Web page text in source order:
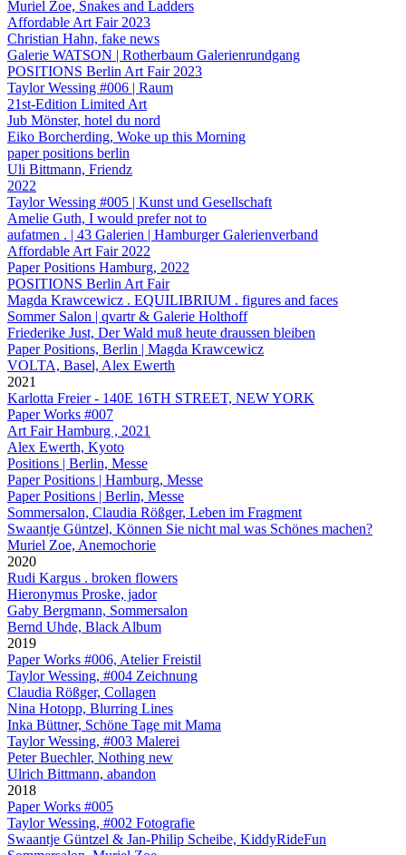
Muriel Zoe, Snakes and Ladders
Affordable Art Fair 2023
Christian Hahn, fake news
Galerie WATSON | Rotherbaum Galerienrundgang
POSITIONS Berlin Art Fair 2023
Taylor Wessing #006 | Raum
21st-Edition Limited Art
Jub Mönster, hotel du nord
Eiko Borcherding, Woke up this Morning
paper positions berlin
Uli Bittmann, Friendz
2022
Taylor Wessing #005 | Kunst und Gesellschaft
Amelie Guth, I would prefer not to
aufatmen . | 43 Galerien | Hamburger Galerienverband
Affordable Art Fair 2022
Paper Positions Hamburg, 2022
POSITIONS Berlin Art Fair
Magda Krawcewicz . EQUILIBRIUM . figures and faces
Sommer Salon | qvartr & Galerie Holthoff
Friederike Just, Der Wald muß heute draussen bleiben
Paper Positions, Berlin | Magda Krawcewicz
VOLTA, Basel, Alex Ewerth
2021
Karlotta Freier - 140E 16TH STREET, NEW YORK
Paper Works #007
Art Fair Hamburg , 2021
Alex Ewerth, Kyoto
Positions | Berlin, Messe
Paper Positions | Hamburg, Messe
Paper Positions | Berlin, Messe
Sommersalon, Claudia Rößger, Leben im Fragment
Swaantje Güntzel, Können Sie nicht mal was Schönes machen?
Muriel Zoe, Anemochorie
2020
Rudi Kargus . broken flowers
Hieronymus Proske, jador
Gaby Bergmann, Sommersalon
Bernd Uhde, Black Album
2019
Paper Works #006, Atelier Freistil
Taylor Wessing, #004 Zeichnung
Claudia Rößger, Collagen
Nina Hotopp, Blurring Lines
Inka Büttner, Schöne Tage mit Mama
Taylor Wessing, #003 Malerei
Peter Buechler, Nothing new
Ulrich Bittmann, abandon
2018
Paper Works #005
Taylor Wessing, #002 Fotografie
Swaantje Güntzel & Jan-Philip Scheibe, KiddyRideFun